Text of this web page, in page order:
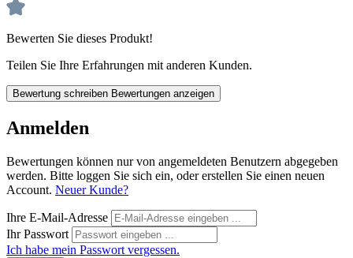
Bewerten Sie dieses Produkt!
Teilen Sie Ihre Erfahrungen mit anderen Kunden.
Bewertung schreiben Bewertungen anzeigen
Anmelden
Bewertungen können nur von angemeldeten Benutzern abgegeben
werden. Bitte loggen Sie sich ein, oder erstellen Sie einen neuen
Account. Neuer Kunde?
Ihre E-Mail-Adresse
Ihr Passwort
Ich habe mein Passwort vergessen.